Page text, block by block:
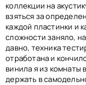
коллекции на
взяться за
каждой пластинки и
сложности заняло,
давно, техника
отработана и
винила я из комнаты
держать в